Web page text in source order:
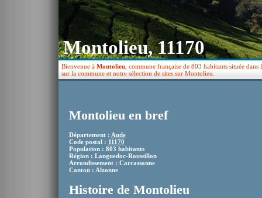
Montolieu, 11170
Bienvenue à Montolieu , commune française de 803 habitants située
sur la commune et notre sélection de sites sur Montolieu.
Montolieu en bref
Département : Aude
Code postal : 11170
Population : 803 habitants
Région : Languedoc-Roussillon
Arrondissement : Carcassonne
Canton : Alzonne
Histoire de Montolieu